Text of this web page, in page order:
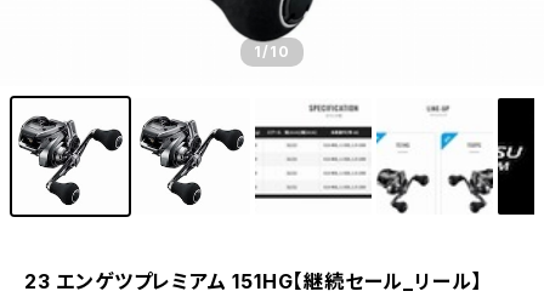
1/10
23 エンゲツプレミアム 151HG【継続セール_リール】